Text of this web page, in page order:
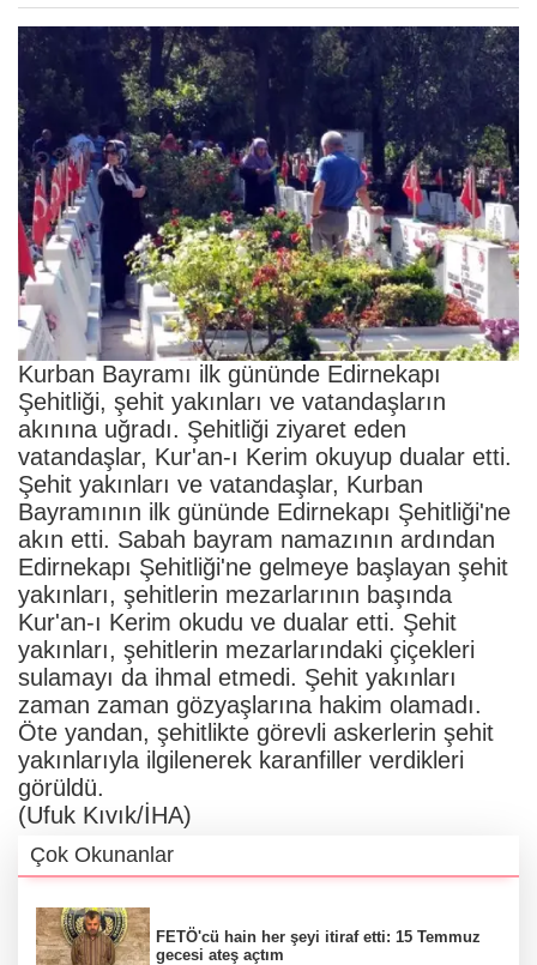
Kurban Bayramı ilk gününde Edirnekapı
Şehitliği, şehit yakınları ve vatandaşların
akınına uğradı. Şehitliği ziyaret eden
vatandaşlar, Kur'an-ı Kerim okuyup dualar etti.
Şehit yakınları ve vatandaşlar, Kurban
Bayramının ilk gününde Edirnekapı Şehitliği'ne
akın etti. Sabah bayram namazının ardından
Edirnekapı Şehitliği'ne gelmeye başlayan şehit
yakınları, şehitlerin mezarlarının başında
Kur'an-ı Kerim okudu ve dualar etti. Şehit
yakınları, şehitlerin mezarlarındaki çiçekleri
sulamayı da ihmal etmedi. Şehit yakınları
zaman zaman gözyaşlarına hakim olamadı.
Öte yandan, şehitlikte görevli askerlerin şehit
yakınlarıyla ilgilenerek karanfiller verdikleri
görüldü.
(Ufuk Kıvık/İHA)
Çok Okunanlar
FETÖ'cü hain her şeyi itiraf etti: 15 Temmuz
gecesi ateş açtım